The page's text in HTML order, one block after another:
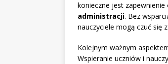
konieczne jest
administracji. Bez
nauczyciele mogą czuć się
Kolejnym ważnym
Wspieranie uczniów i